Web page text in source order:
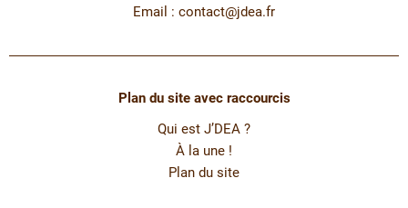
Email : contact@jdea.fr
Plan du site avec raccourcis
Qui est J’DEA ?
À la une !
Plan du site